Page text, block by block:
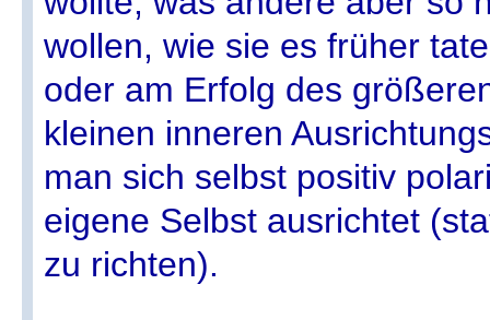
wollen, wie sie es früher
oder am Erfolg des
kleinen inneren
man sich selbst positiv
eigene Selbst ausrichtet
zu richten).